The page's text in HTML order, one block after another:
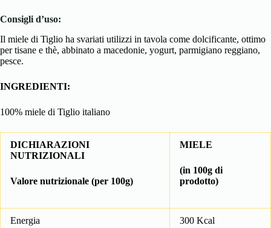
Consigli d’uso:
Il miele di Tiglio ha svariati utilizzi in tavola come dolcificante, ottimo
per tisane e thè, abbinato a macedonie, yogurt, parmigiano reggiano,
pesce.
INGREDIENTI:
100% miele di Tiglio italiano
DICHIARAZIONI
NUTRIZIONALI
Valore nutrizionale (per 100g)
MIELE
(in 100g di
prodotto)
Energia 300 Kcal